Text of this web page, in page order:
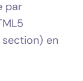
par
en